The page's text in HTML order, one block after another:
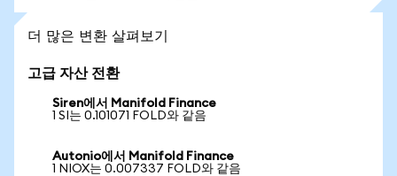
더 많은 변환 살펴보기
고급 자산 전환
Siren에서 Manifold Finance
1 SI는 0.101071 FOLD와 같음
Autonio에서 Manifold Finance
1 NIOX는 0.007337 FOLD와 같음